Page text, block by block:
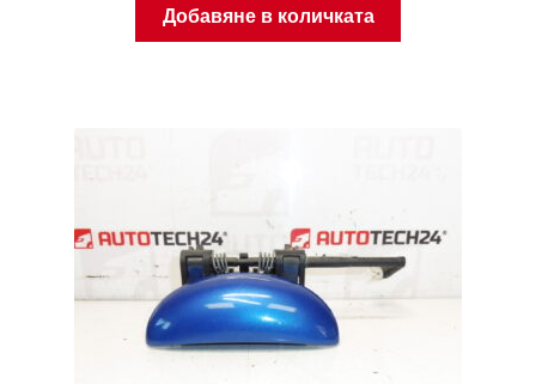
Добавяне в количката